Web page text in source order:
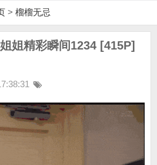
> 榴榴无忌
姐精彩瞬间1234 [415P]